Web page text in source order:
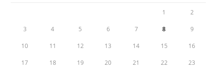
1 2
3 4 5 6 7 8 9
10 11 12 13 14 15 16
17 18 19 20 21 22 23